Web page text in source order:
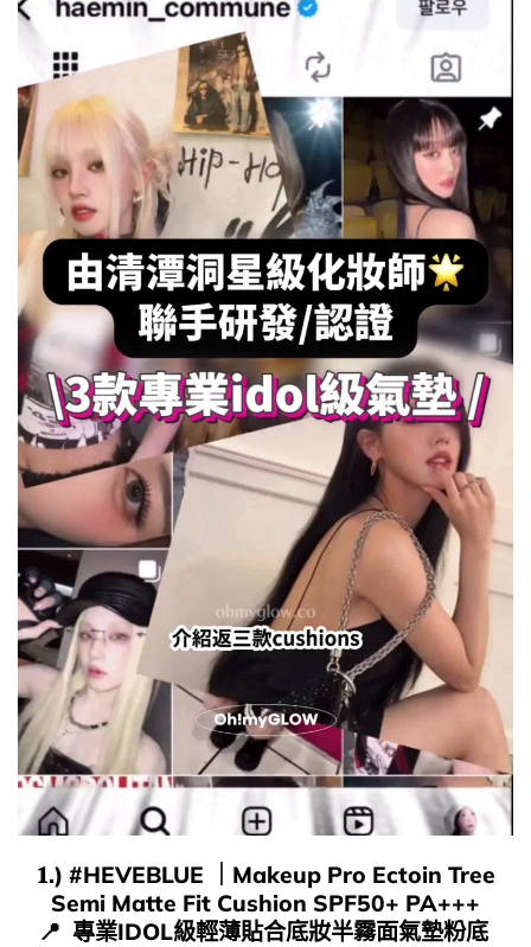
𝟏.) #HEVEBLUE
Makeup Pro Ectoin Tree
Semi Matte Fit Cushion SPF50+ PA+++
📍​ 專業IDOL級輕薄貼合底妝半霧面氣墊粉底